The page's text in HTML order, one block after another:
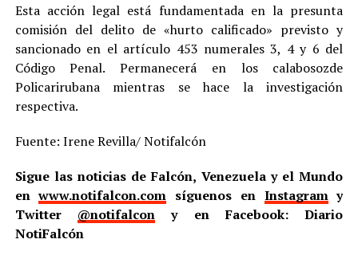
Esta acción legal está fundamentada en la presunta
comisión del delito de «hurto calificado» previsto y
sancionado en el artículo 453 numerales 3, 4 y 6 del
Código Penal. Permanecerá en los calabosozde
Policarirubana mientras se hace la investigación
respectiva.
Fuente: Irene Revilla/ Notifalcón
Sigue las noticias de Falcón, Venezuela y el Mundo
enwww.notifalcon.com síguenos en Instagramy
Twitter @notifalcon y en Facebook: Diario
NotiFalcón